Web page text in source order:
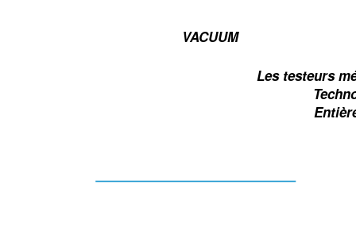
VACUUM
Les testeurs